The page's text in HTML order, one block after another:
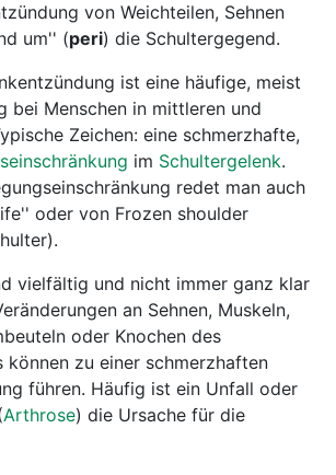
von Weichteilen, Sehnen
um'' (peri) die Schultergegend.
ist eine häufige, meist
bei Menschen in mittleren und
Zeichen: eine schmerzhafte,
im Schultergelenk.
redet man auch
oder von Frozen shoulder
vielfältig und nicht immer ganz klar
an Sehnen, Muskeln,
oder Knochen des
können zu einer schmerzhaften
führen. Häufig ist ein Unfall oder
Arthrose) die Ursache für die